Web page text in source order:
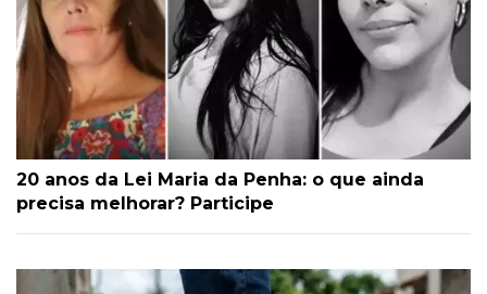
20 anos da Lei Maria da Penha: o que ainda
precisa melhorar? Participe